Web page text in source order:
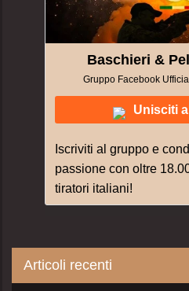
Baschieri &
Gruppo Facebook
Unisciti
Iscriviti al gruppo e
passione con oltre
tiratori italiani!
Articoli recenti